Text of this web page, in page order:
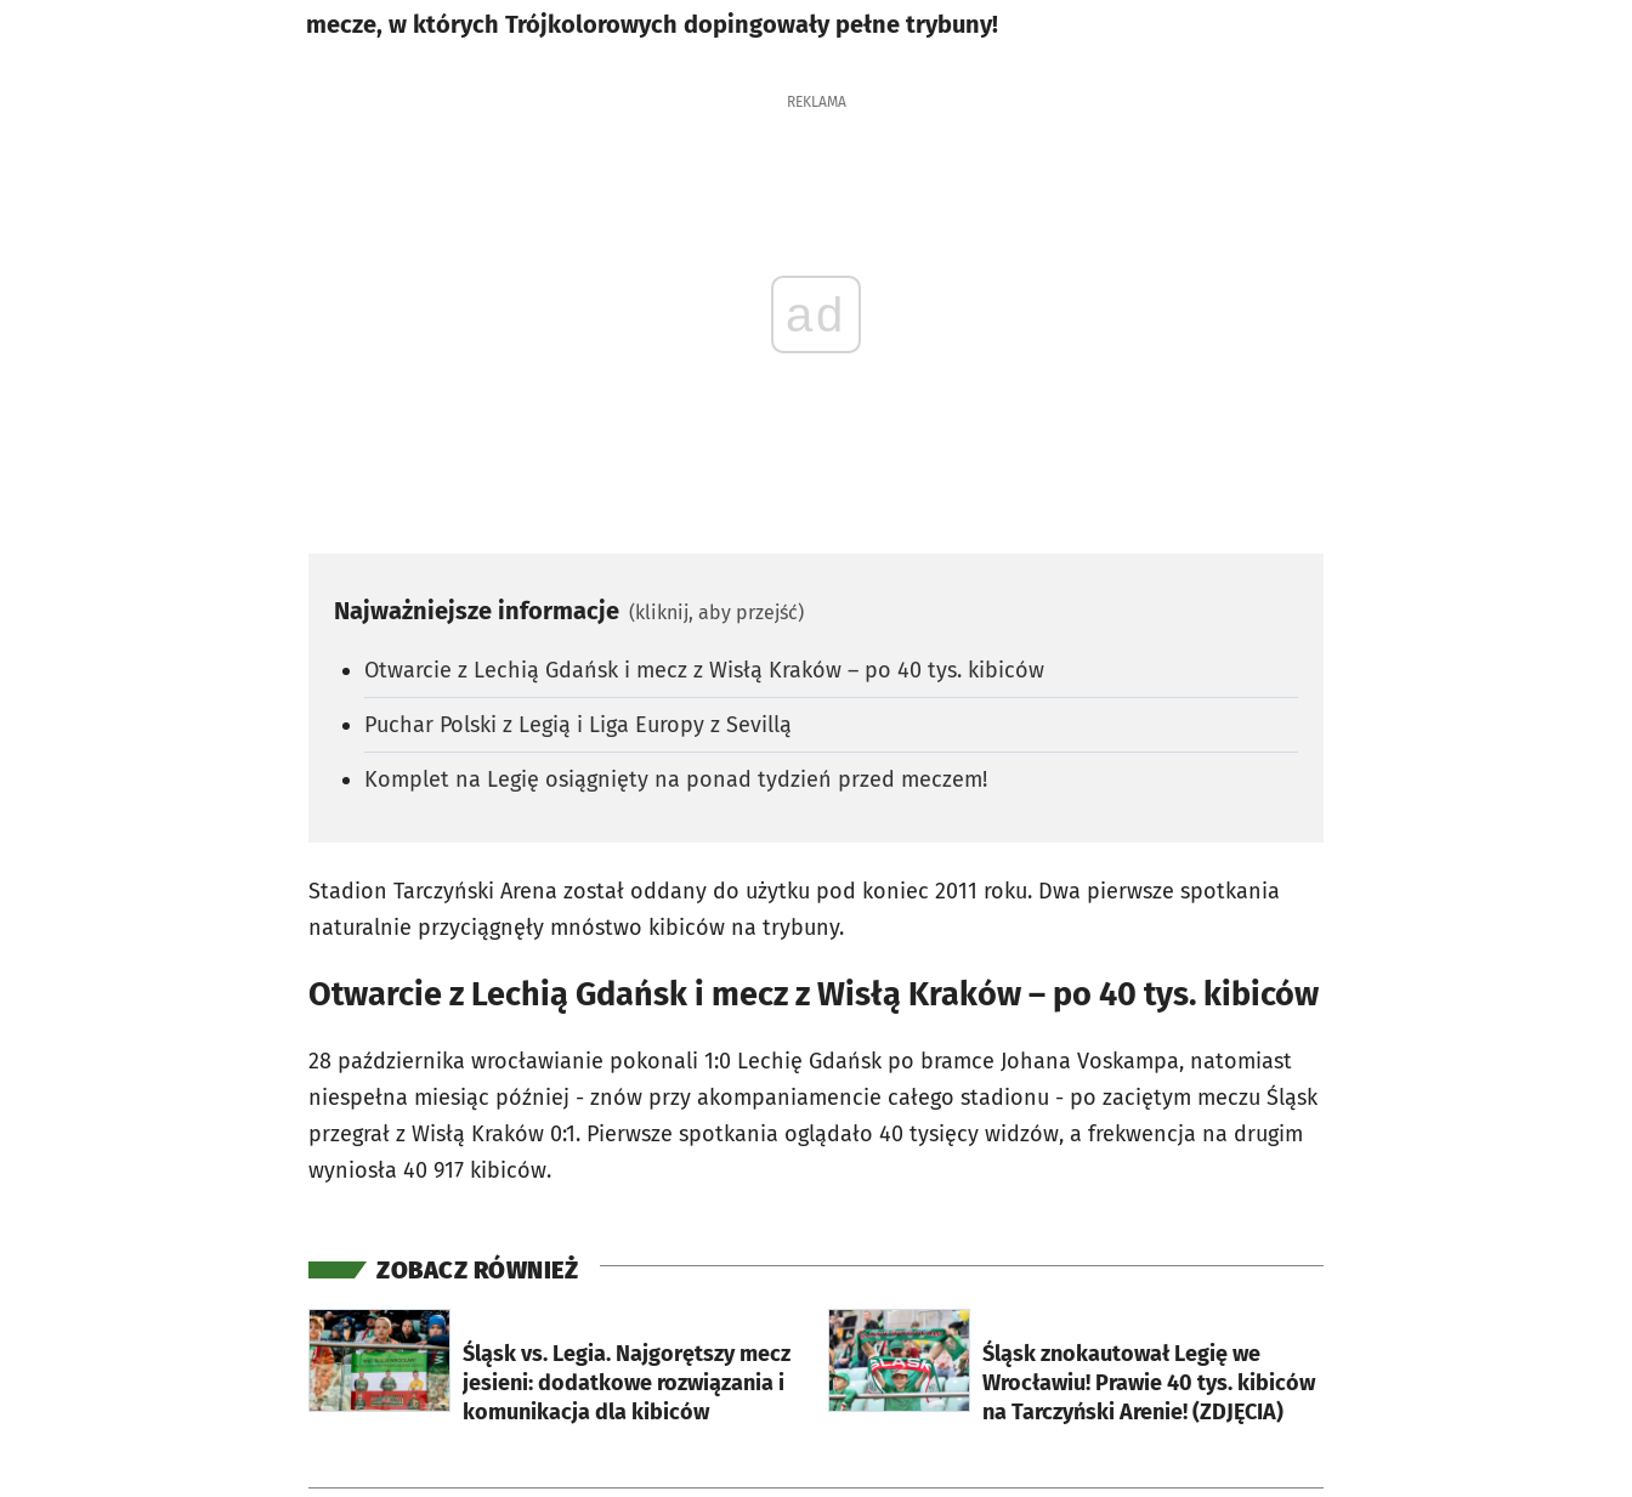
mecze, w których Trójkolorowych dopingowały pełne trybuny!
REKLAMA
ad
Najważniejsze informacje (kliknij, aby przejść)
Otwarcie z Lechią Gdańsk i mecz z Wisłą Kraków – po 40 tys. kibiców
Puchar Polski z Legią i Liga Europy z Sevillą
Komplet na Legię osiągnięty na ponad tydzień przed meczem!
Stadion Tarczyński Arena został oddany do użytku pod koniec 2011 roku. Dwa pierwsze spotkania
naturalnie przyciągnęły mnóstwo kibiców na trybuny.
Otwarcie z Lechią Gdańsk i mecz z Wisłą Kraków – po 40 tys. kibiców
28 października wrocławianie pokonali 1:0 Lechię Gdańsk po bramce Johana Voskampa, natomiast
niespełna miesiąc później - znów przy akompaniamencie całego stadionu - po zaciętym meczu Śląsk
przegrał z Wisłą Kraków 0:1. Pierwsze spotkania oglądało 40 tysięcy widzów, a frekwencja na drugim
wyniosła 40 917 kibiców.
ZOBACZ RÓWNIEŻ
Śląsk vs. Legia. Najgorętszy mecz
jesieni: dodatkowe rozwiązania i
komunikacja dla kibiców
otworzy się w nowej karcie
Śląsk znokautował Legię we
Wrocławiu! Prawie 40 tys. kibiców
na Tarczyński Arenie! (ZDJĘCIA)
otworzy się w nowej karcie